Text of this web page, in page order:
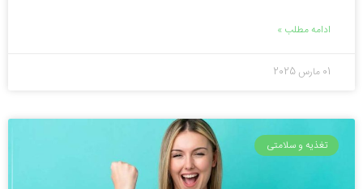
ادامه مطلب »
01 مارس 2025
تغذیه و سلامتی